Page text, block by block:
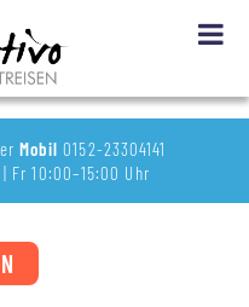
Mobil0152-23304141
Fr 10:00–15:00 Uhr